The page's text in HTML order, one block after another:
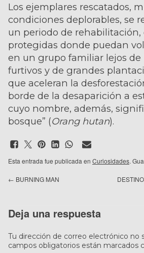
Los ejemplares rescatados,
condiciones deplorables, se
un periodo de rehabilitación,
protegidas donde puedan
en un grupo familiar lejos de
furtivos y de grandes
que aceleran la
borde de la desaparición a
cuyo nombre, además,
bosque” (Orang hutan).
Esta entrada fue publicada en Curiosidades.
← BURNING MAN
Deja una respuesta
Tu dirección de correo electrónico no
campos obligatorios están marcados